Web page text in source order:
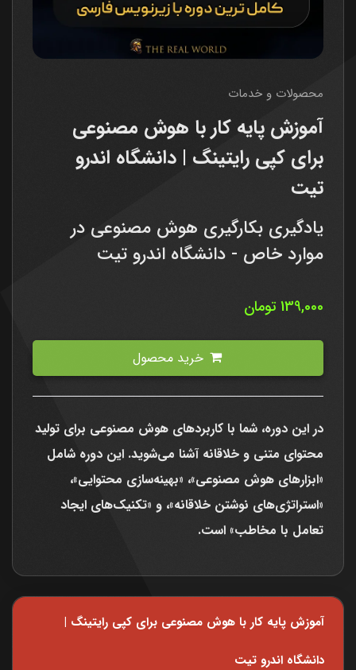
محصولات و خدمات
آموزش پایه کار با هوش مصنوعی
برای کپی رایتینگ | دانشگاه اندرو
تیت
یادگیری بکارگیری هوش مصنوعی در
موارد خاص - دانشگاه اندرو تیت
139,000تومان
خرید محصول
در این دوره، شما با کاربردهای هوش مصنوعی برای تولید
محتوای متنی و خلاقانه آشنا می‌شوید. این دوره شامل
«ابزارهای هوش مصنوعی»، «بهینه‌سازی محتوایی»،
«استراتژی‌های نوشتن خلاقانه»، و «تکنیک‌های ایجاد
تعامل با مخاطب» است.
آموزش پایه کار با هوش مصنوعی برای کپی رایتینگ |
دانشگاه اندرو تیت